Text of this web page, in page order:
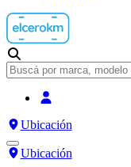
Ubicación
Ubicación